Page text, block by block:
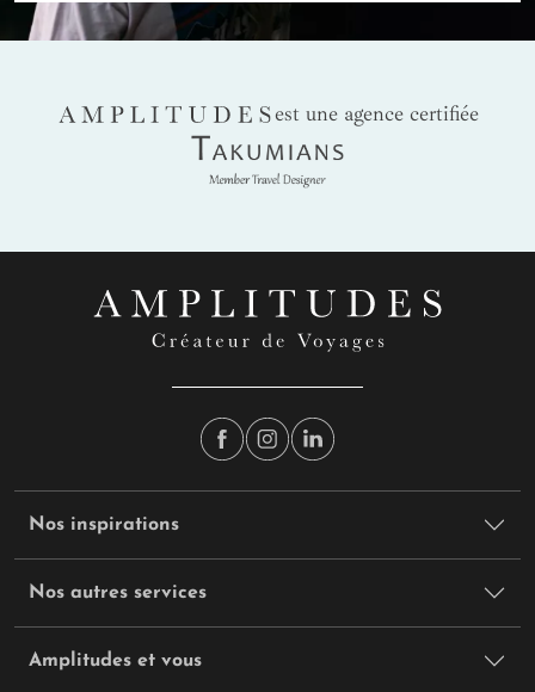
AMPLITUDES
est une agence certifiée
Takumians
Nos inspirations
Nos autres services
Amplitudes et vous